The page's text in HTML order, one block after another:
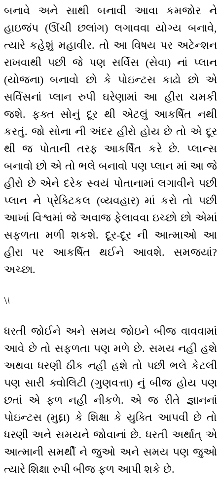
બનાવે અને સાથી બનાવી આવા કમજોર ને
હાઇજંપ (ઊંચી છલાંગ) લગાવવા યોગ્ય બનાવે,
ત્યારે કહેશું મહાવીર. તો આ વિષય પર અટેન્શન
રાખવાથી પછી જે પણ સર્વિસ (સેવા) નાં પ્લાન
(યોજના) બનાવો છો કે પોઇન્ટસ કાઢો છો એ
સર્વિસનાં પ્લાન રુપી ઘરેણામાં આ હીરા ચમકી
જશે. ફક્ત સોનું દૂર થી એટલું આકર્ષિત નથી
કરતું. જો સોના ની અંદર હીરો હોય છે તો એ દૂર
થી જ પોતાની તરફ આકર્ષિત કરે છે. પ્લાન્સ
બનાવો છો એ તો ભલે બનાવો પણ પ્લાન માં આ જે
હીરો છે એને દરેક સ્વયં પોતાનામાં લગાવીને પછી
પ્લાન ને પ્રેક્ટિકલ (વ્યવહાર) માં કરો તો પછી
આખાં વિશ્વમાં જે અવાજ ફેલાવવા ઇચ્છો છો એમાં
સફળતા મળી શકશે. દૂર-દૂર ની આત્માઓ આ
હીરા પર આકર્ષિત થઈને આવશે. સમજ્યાં?
અચ્છા.
\\
ધરતી જોઈને અને સમય જોઇને બીજ વાવવામાં
આવે છે તો સફળતા પણ મળે છે. સમય નહીં હશે
અથવા ધરણી ઠીક નહીં હશે તો પછી ભલે કેટલી
પણ સારી ક્વોલિટી (ગુણવત્તા) નું બીજ હોય પણ
છતાં એ ફળ નહીં નીકળે. એ જ રીતે જ્ઞાનનાં
પોઇન્ટસ (મુદ્દા) કે શિક્ષા કે યુક્તિ આપવી છે તો
ધરણી અને સમયને જોવાનાં છે. ધરતી અર્થાત્ એ
આત્માની સમર્થી ને જુઓ અને સમય પણ જુઓ
ત્યારે શિક્ષા રુપી બીજ ફળ આપી શકે છે.